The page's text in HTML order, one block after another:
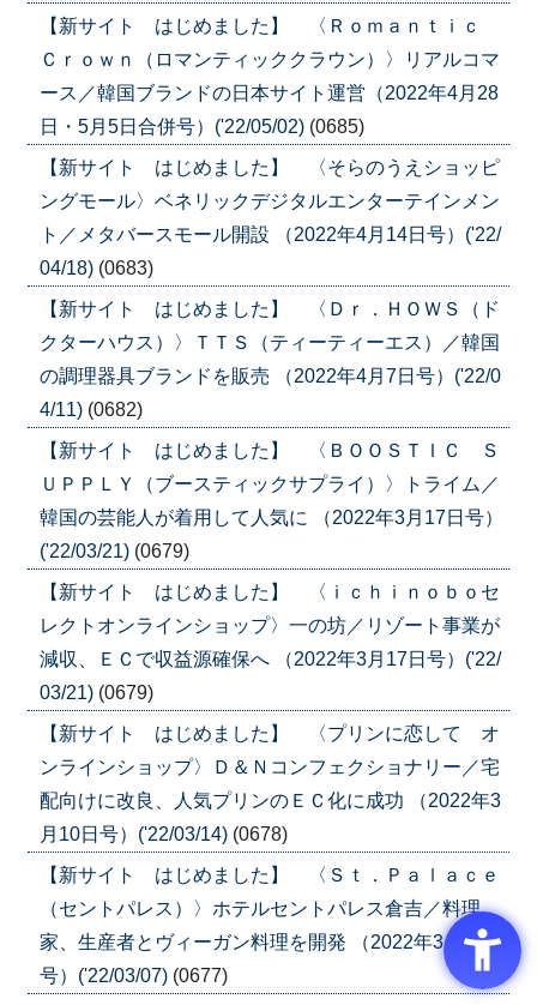
【新サイト はじめました】 〈Ｒｏｍａｎｔｉｃ
Ｃｒｏｗｎ（ロマンティッククラウン）〉リアルコマ
ース／韓国ブランドの日本サイト運営（2022年4月28
日・5月5日合併号）('22/05/02) (0685)
【新サイト はじめました】 〈そらのうえショッピ
ングモール〉ベネリックデジタルエンターテインメン
ト／メタバースモール開設 （2022年4月14日号）('22/
04/18) (0683)
【新サイト はじめました】 〈Ｄｒ．ＨＯＷＳ（ド
クターハウス）〉ＴＴＳ（ティーティーエス）／韓国
の調理器具ブランドを販売 （2022年4月7日号）('22/0
4/11) (0682)
【新サイト はじめました】 〈ＢＯＯＳＴＩＣ Ｓ
ＵＰＰＬＹ（ブースティックサプライ）〉トライム／
韓国の芸能人が着用して人気に （2022年3月17日号）
('22/03/21) (0679)
【新サイト はじめました】 〈ｉｃｈｉｎｏｂｏセ
レクトオンラインショップ〉一の坊／リゾート事業が
減収、ＥＣで収益源確保へ （2022年3月17日号）('22/
03/21) (0679)
【新サイト はじめました】 〈プリンに恋して オ
ンラインショップ〉Ｄ＆Ｎコンフェクショナリー／宅
配向けに改良、人気プリンのＥＣ化に成功 （2022年3
月10日号）('22/03/14) (0678)
【新サイト はじめました】 〈Ｓｔ．Ｐａｌａｃｅ
（セントパレス）〉ホテルセントパレス倉吉／料理
家、生産者とヴィーガン料理を開発 （2022年3月3日
号）('22/03/07) (0677)